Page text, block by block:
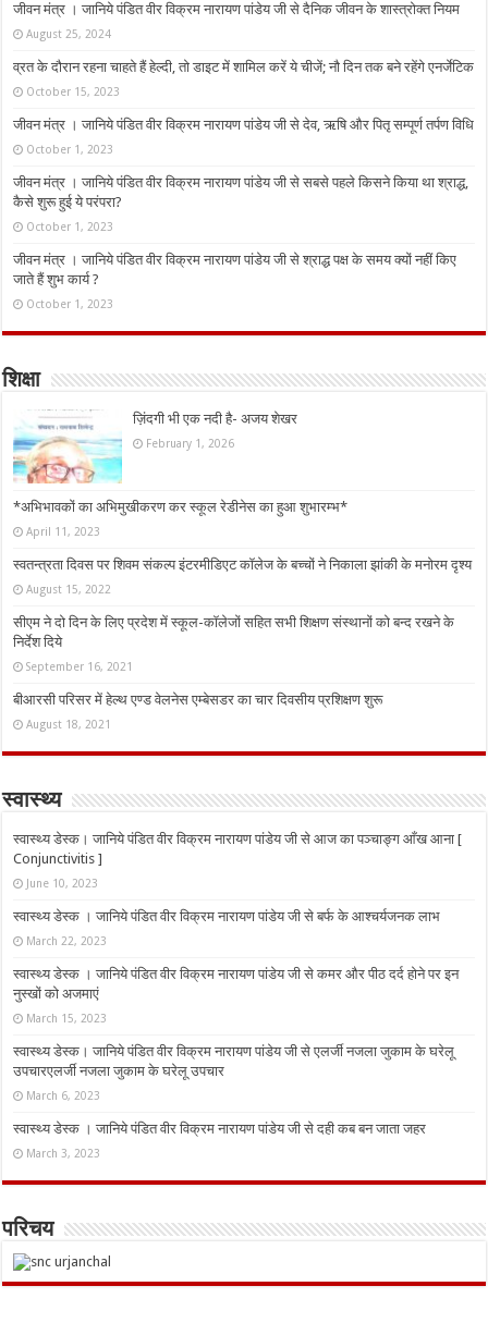
जीवन मंत्र । जानिये पंडित वीर विक्रम नारायण पांडेय जी से दैनिक जीवन के शास्त्रोक्त नियम
August 25, 2024
व्रत के दौरान रहना चाहते हैं हेल्दी, तो डाइट में शामिल करें ये चीजें; नौ दिन तक बने रहेंगे एनर्जेटिक
October 15, 2023
जीवन मंत्र । जानिये पंडित वीर विक्रम नारायण पांडेय जी से देव, ऋषि और पितृ सम्पूर्ण तर्पण विधि
October 1, 2023
जीवन मंत्र । जानिये पंडित वीर विक्रम नारायण पांडेय जी से सबसे पहले किसने किया था श्राद्ध,
कैसे शुरू हुई ये परंपरा?
October 1, 2023
जीवन मंत्र । जानिये पंडित वीर विक्रम नारायण पांडेय जी से श्राद्ध पक्ष के समय क्यों नहीं किए
जाते हैं शुभ कार्य ?
October 1, 2023
शिक्षा
ज़िंदगी भी एक नदी है- अजय शेखर
February 1, 2026
*अभिभावकों का अभिमुखीकरण कर स्कूल रेडीनेस का हुआ शुभारम्भ*
April 11, 2023
स्वतन्त्रता दिवस पर शिवम संकल्प इंटरमीडिएट कॉलेज के बच्चों ने निकाला झांकी के मनोरम दृश्य
August 15, 2022
सीएम ने दो दिन के लिए प्रदेश में स्कूल-कॉलेजों सहित सभी शिक्षण संस्थानों को बन्द रखने के
निर्देश दिये
September 16, 2021
बीआरसी परिसर में हेल्थ एण्ड वेलनेस एम्बेसडर का चार दिवसीय प्रशिक्षण शुरू
August 18, 2021
स्वास्थ्य
स्वास्थ्य डेस्क। जानिये पंडित वीर विक्रम नारायण पांडेय जी से आज का पञ्चाङ्ग आँख आना [
Conjunctivitis ]
June 10, 2023
स्वास्थ्य डेस्क । जानिये पंडित वीर विक्रम नारायण पांडेय जी से बर्फ के आश्चर्यजनक लाभ
March 22, 2023
स्वास्थ्य डेस्क । जानिये पंडित वीर विक्रम नारायण पांडेय जी से कमर और पीठ दर्द होने पर इन
नुस्‍खों को अजमाएं
March 15, 2023
स्वास्थ्य डेस्क। जानिये पंडित वीर विक्रम नारायण पांडेय जी से एलर्जी नजला जुकाम के घरेलू
उपचारएलर्जी नजला जुकाम के घरेलू उपचार
March 6, 2023
स्वास्थ्य डेस्क । जानिये पंडित वीर विक्रम नारायण पांडेय जी से दही कब बन जाता जहर
March 3, 2023
परिचय